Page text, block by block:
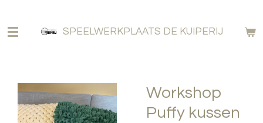
direct
naar
SPEELWERKPLAATS DE KUIPERIJ
Workshop
Puffy kussen